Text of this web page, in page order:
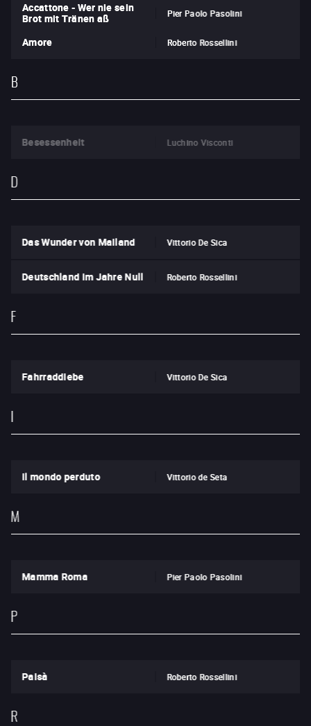
Accattone - Wer nie sein
Brot mit Tränen aß
Pier Paolo Pasolini
Amore Roberto Rossellini
B
Besessenheit Luchino Visconti
D
Das Wunder von Mailand Vittorio De Sica
Deutschland im Jahre Null Roberto Rossellini
F
Fahrraddiebe Vittorio De Sica
I
Il mondo perduto Vittorio de Seta
M
Mamma Roma Pier Paolo Pasolini
P
Paisà Roberto Rossellini
R